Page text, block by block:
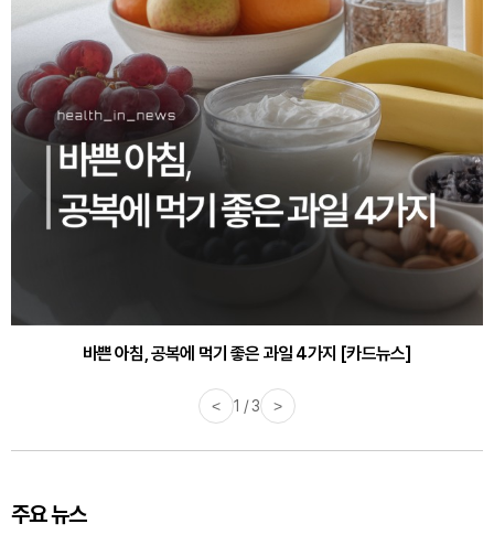
바쁜 아침, 공복에 먹기 좋은 과일 4가지 [카드뉴스]
30대부터 유병률 2배...여자에게 꼭 필요한 검사는? [카드뉴스]
< 2 / 3 >
주요 뉴스